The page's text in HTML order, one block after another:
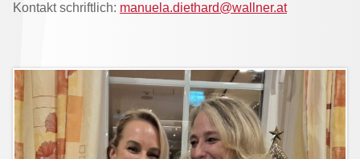
Kontakt schriftlich: manuela.diethard@wallner.at